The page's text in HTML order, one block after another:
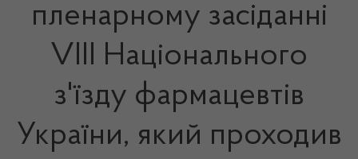
пленарному засіданні
VIIІ Національного
з'їзду фармацевтів
України, який проходив